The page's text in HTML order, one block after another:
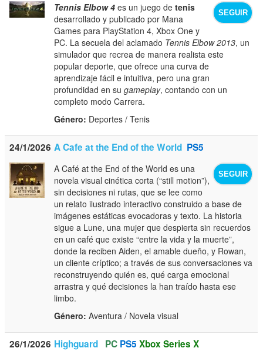
SEGUIR
Tennis Elbow 4 es un juego detenis
desarrollado y publicado por Mana
Games para PlayStation 4, Xbox One y
PC. La secuela del aclamado Tennis Elbow 2013, un
simulador que recrea de manera realista este
popular deporte, que ofrece una curva de
aprendizaje fácil e intuitiva, pero una gran
profundidad en sugameplay, contando con un
completo modo Carrera.
Género: Deportes / Tenis
24/1/2026 A Cafe at the End of the World PS5
SEGUIR
A Café at the End of the World es una
novela visual cinética corta (“still motion”),
sin decisiones ni rutas, que se lee como
un relato ilustrado interactivo construido a base de
imágenes estáticas evocadoras y texto. La historia
sigue a Lune, una mujer que despierta sin recuerdos
en un café que existe “entre la vida y la muerte”,
donde la reciben Aiden, el amable dueño, y Rowan,
un cliente críptico; a través de sus conversaciones va
reconstruyendo quién es, qué carga emocional
arrastra y qué decisiones la han traído hasta ese
limbo.
Género: Aventura / Novela visual
26/1/2026 Highguard PC PS5 Xbox Series X